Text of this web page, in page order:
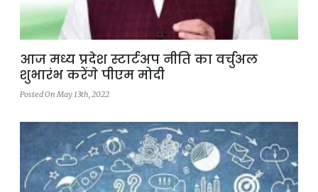
आज मध्य प्रदेश स्टार्टअप नीति का वर्चुअल
शुभारंभ करेंगे पीएम मोदी
Posted On May 13th, 2022